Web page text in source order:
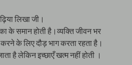
लिखा जी।
के समान होती है।व्यक्ति जीवन भर
के लिए दौड़ भाग करता रहता है।
है लेकिन इच्छाएँ खत्म नहीं होती ।